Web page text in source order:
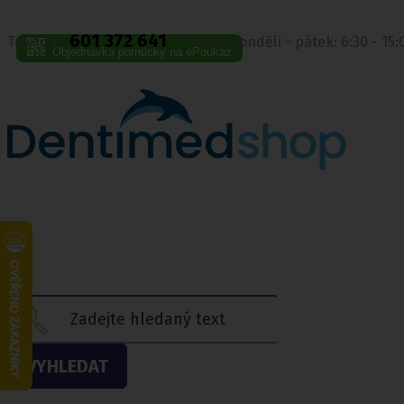
Telefon: 601 372 641 Volejte pondělí - pátek: 6:30 -
Objednávka pomůcky na ePoukaz
VYHLEDAT